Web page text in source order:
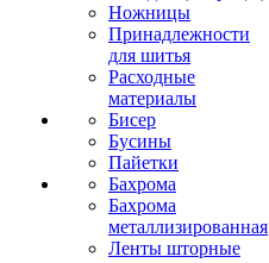
Ножницы
Принадлежности
для шитья
Расходные
материалы
Бисер
Бусины
Пайетки
Бахрома
Бахрома
металлизированная
Ленты шторные